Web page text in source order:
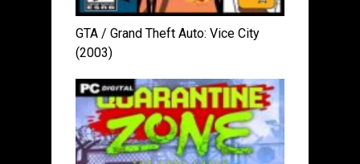
GTA / Grand Theft Auto: Vice City
(2003)